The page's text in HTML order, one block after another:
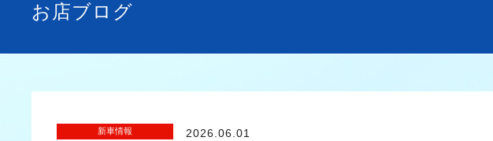
お店ブログ
新車情報 2026.06.01